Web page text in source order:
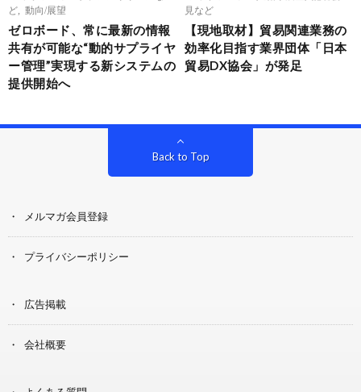
ど
動向/展望
ゼロボード、常に最新の情報
共有が可能な“動的サプライヤ
ー管理”実現する新システムの
提供開始へ
見など
【現地取材】貿易関連業務の
効率化目指す業界団体「日本
貿易DX協会」が発足
Back to Top
メルマガ会員登録
プライバシーポリシー
広告掲載
会社概要